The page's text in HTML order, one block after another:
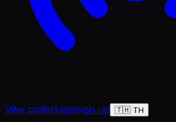
Vibe coderloginsign up 🇹🇭 TH